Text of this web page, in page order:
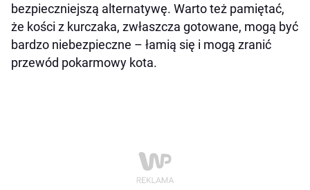
bezpieczniejszą alternatywę. Warto też pamiętać,
że kości z kurczaka, zwłaszcza gotowane, mogą być
bardzo niebezpieczne – łamią się i mogą zranić
przewód pokarmowy kota.